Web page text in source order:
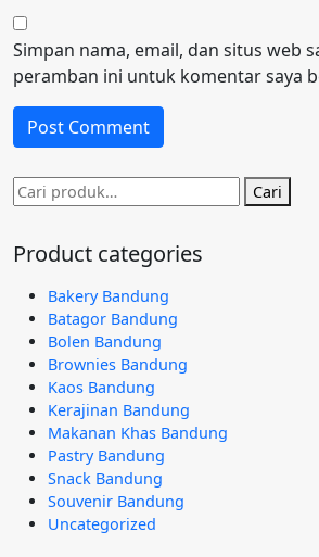
Simpan nama, email, dan situs web
peramban ini untuk komentar saya
Pencarian
untuk:
Cari
Product categories
Bakery Bandung
Batagor Bandung
Bolen Bandung
Brownies Bandung
Kaos Bandung
Kerajinan Bandung
Makanan Khas Bandung
Pastry Bandung
Snack Bandung
Souvenir Bandung
Uncategorized